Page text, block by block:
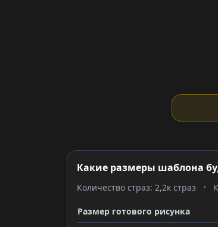
Какие размеры шаблона
Количество страз: 2,2к страз •
Размер готового рисунка